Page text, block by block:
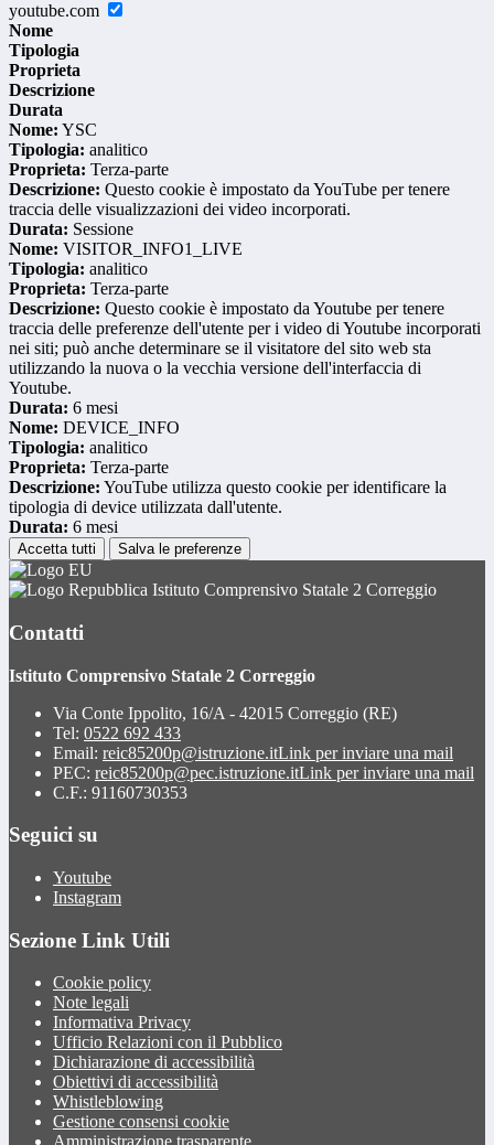
youtube.com
Nome
Tipologia
Proprieta
Descrizione
Durata
Nome: YSC
Tipologia: analitico
Proprieta: Terza-parte
Descrizione: Questo cookie è impostato da YouTube per tenere
traccia delle visualizzazioni dei video incorporati.
Durata: Sessione
Nome: VISITOR_INFO1_LIVE
Tipologia: analitico
Proprieta: Terza-parte
Descrizione: Questo cookie è impostato da Youtube per tenere
traccia delle preferenze dell'utente per i video di Youtube incorporati
nei siti; può anche determinare se il visitatore del sito web sta
utilizzando la nuova o la vecchia versione dell'interfaccia di
Youtube.
Durata: 6 mesi
Nome: DEVICE_INFO
Tipologia: analitico
Proprieta: Terza-parte
Descrizione: YouTube utilizza questo cookie per identificare la
tipologia di device utilizzata dall'utente.
Durata: 6 mesi
Accetta tutti Salva le preferenze
Istituto Comprensivo Statale 2 Correggio
Contatti
Istituto Comprensivo Statale 2 Correggio
Via Conte Ippolito, 16/A - 42015 Correggio (RE)
Tel: 0522 692 433
Email: reic85200p@istruzione.itLink per inviare una mail
PEC: reic85200p@pec.istruzione.itLink per inviare una mail
C.F.: 91160730353
Seguici su
Youtube
Instagram
Sezione Link Utili
Cookie policy
Note legali
Informativa Privacy
Ufficio Relazioni con il Pubblico
Dichiarazione di accessibilità
Obiettivi di accessibilità
Whistleblowing
Gestione consensi cookie